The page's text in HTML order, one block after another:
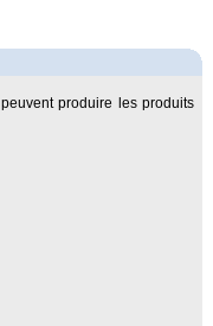
peuvent produire les produits